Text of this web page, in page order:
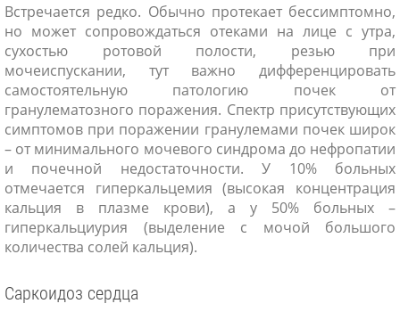
Встречается редко. Обычно протекает бессимптомно,
но может сопровождаться отеками на лице с утра,
сухостью ротовой полости, резью при
мочеиспускании, тут важно дифференцировать
самостоятельную патологию почек от
гранулематозного поражения. Спектр присутствующих
симптомов при поражении гранулемами почек широк
– от минимального мочевого синдрома до нефропатии
и почечной недостаточности. У 10% больных
отмечается гиперкальцемия (высокая концентрация
кальция в плазме крови), а у 50% больных –
гиперкальциурия (выделение с мочой большого
количества солей кальция).
Саркоидоз сердца